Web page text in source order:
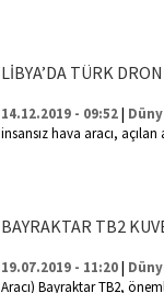
LİBYA’DA TÜRK
14.12.2019 - 09:52|
insansız hava aracı,
BAYRAKTAR TB2
19.07.2019 - 11:20|
Aracı) Bayraktar TB2,